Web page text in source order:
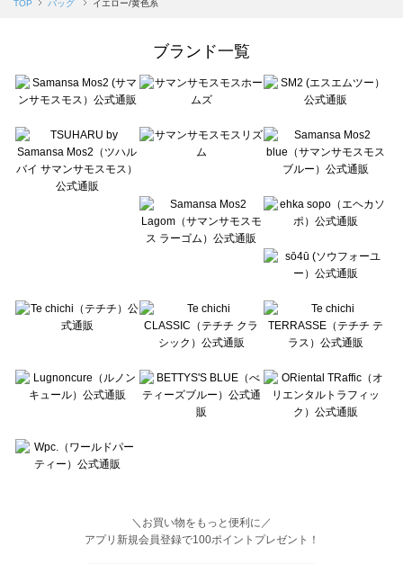
sō4ū（ソウフォーユー）のバッグ一覧
Te chichi（テチチ）のバッグ一覧
Te chichi CLASSIC（テチチ クラシック）のバッグ一覧
Lugnoncure（ルノンキュール）のバッグ一覧
BETTY'S BLUE（べティーズブルー）のバッグ一覧
Wpc.（ワールドパーティー）のバッグ一覧
TOP バッグ イエロー/黄色系
ブランド一覧
＼お買い物をもっと便利に／
アプリ新規会員登録で100ポイントプレゼント！